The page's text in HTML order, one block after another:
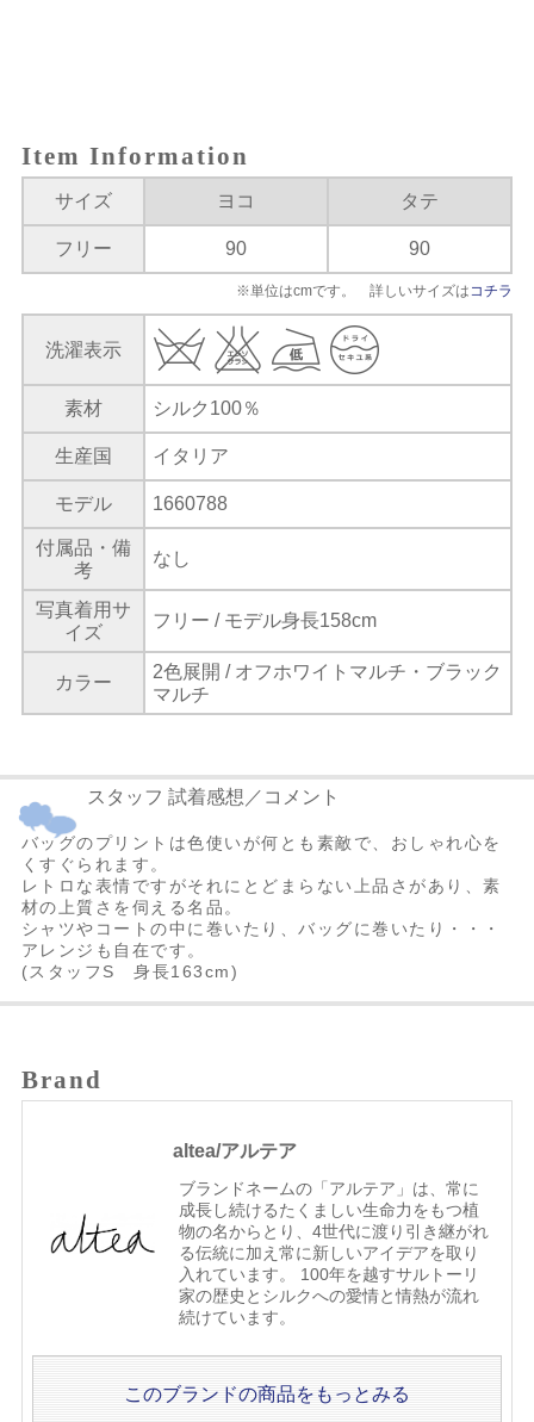
Item Information
サイズ ヨコ タテ
フリー 90 90
※単位はcmです。 詳しいサイズはコチラ
洗濯表示
素材 シルク100％
生産国 イタリア
モデル 1660788
付属品・備
考
なし
写真着用サ
イズ
フリー / モデル身長158cm
カラー
2色展開 / オフホワイトマルチ・ブラック
マルチ
スタッフ 試着感想／コメント
バッグのプリントは色使いが何とも素敵で、おしゃれ心を
くすぐられます。
レトロな表情ですがそれにとどまらない上品さがあり、素
材の上質さを伺える名品。
シャツやコートの中に巻いたり、バッグに巻いたり・・・
アレンジも自在です。
(スタッフS 身長163cm)
Brand
altea/アルテア
ブランドネームの「アルテア」は、常に
成長し続けるたくましい生命力をもつ植
物の名からとり、4世代に渡り引き継がれ
る伝統に加え常に新しいアイデアを取り
入れています。 100年を越すサルトーリ
家の歴史とシルクへの愛情と情熱が流れ
続けています。
このブランドの商品をもっとみる